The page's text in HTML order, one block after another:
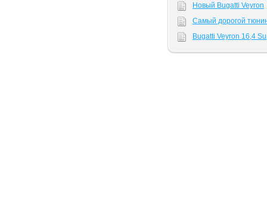
Новый Bugatti Veyron
Самый дорогой
Bugatti Veyron 16,4